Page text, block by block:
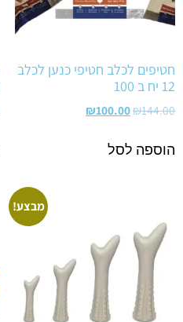
חטיפים לכלב חטיפי כנען לכלב
12 יח ב 100
₪144.00
₪100.00
הוספה לסל
מבצע!